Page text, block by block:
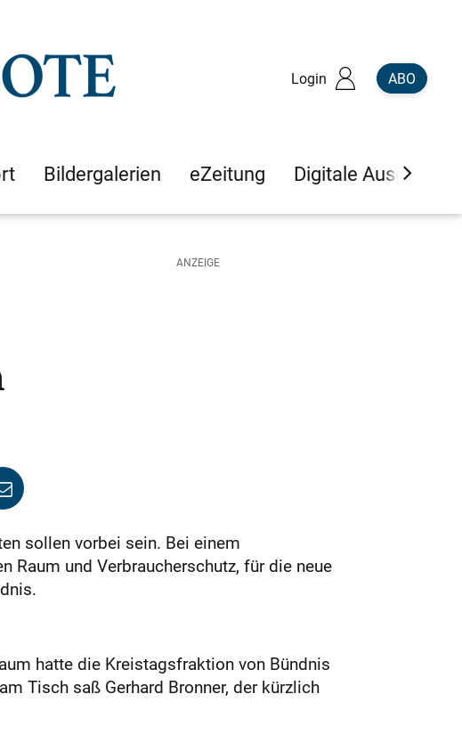
Login ABO
Bildergalerien eZeitung Digitale Ausgaben
sollen vorbei sein. Bei einem
Raum und Verbraucherschutz, für die neue
hatte die Kreistagsfraktion von Bündnis
Tisch saß Gerhard Bronner, der kürzlich